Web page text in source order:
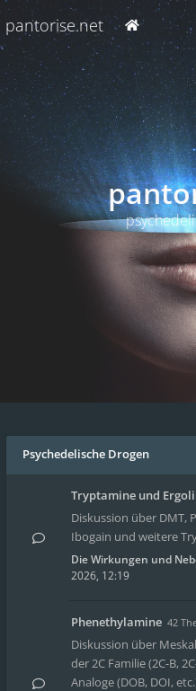
pantorise.net
Psychedelische Drogen
Tryptamine und
Diskussion über DMT,
Ibogain und weitere
Die Wirkungen und
2026, 12:19
Phenethylamine 42
Diskussion über
der 2C Familie (2C-B,
Analoge (DOB, DOI,